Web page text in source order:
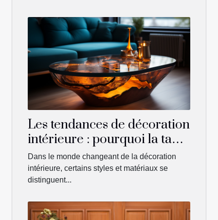
Les tendances de décoration
intérieure : pourquoi la table
en résine époxy et bois fait
fureur
Dans le monde changeant de la décoration
intérieure, certains styles et matériaux se
distinguent...